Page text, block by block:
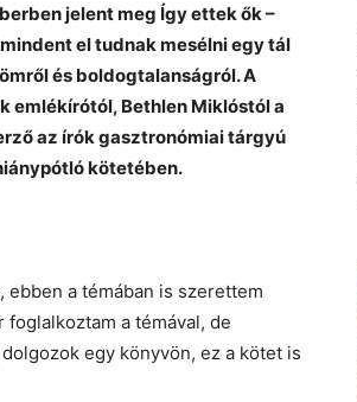
jelent meg Így ettek ők –
el tudnak mesélni egy tál
és boldogtalanságról. A
emlékírótól, Bethlen Miklóstól a
az írók gasztronómiai tárgyú
kötetében.
ebben a témában is szerettem
a témával, de
egy könyvön, ez a kötet is